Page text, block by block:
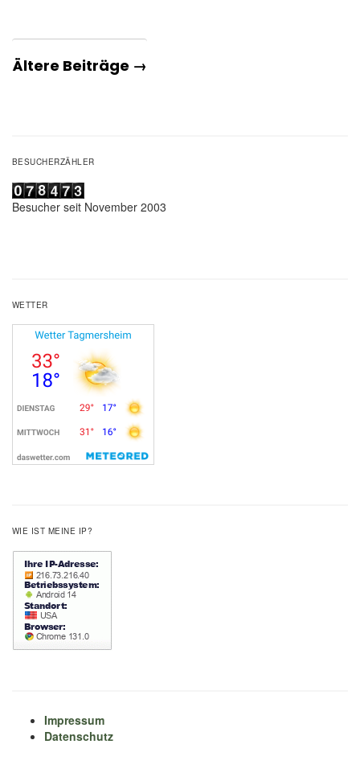
Ältere Beiträge →
BESUCHERZÄHLER
Besucher seit November 2003
WETTER
WIE IST MEINE IP?
Impressum
Datenschutz